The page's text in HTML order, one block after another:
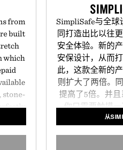
from
built
which
stone-
SimpliSafe与全
同打造出比以往
安全体验。新的
安保设计，从而
此，这款全新的
则扩大了两倍。
提高了5倍。并且
你只需要触摸
式"的安装步骤
格也是同样的具
从